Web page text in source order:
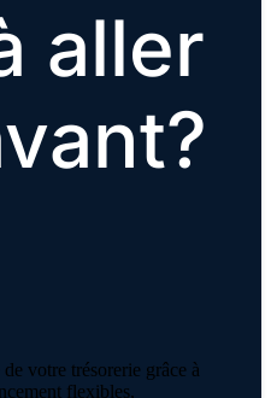
aller
votre trésorerie grâce à
flexibles,